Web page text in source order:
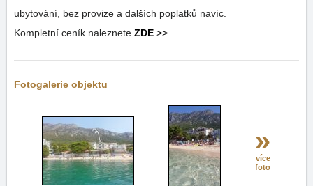
ubytování, bez provize a dalších poplatků navíc.
Kompletní ceník naleznete ZDE >>
Fotogalerie objektu
»
více
foto